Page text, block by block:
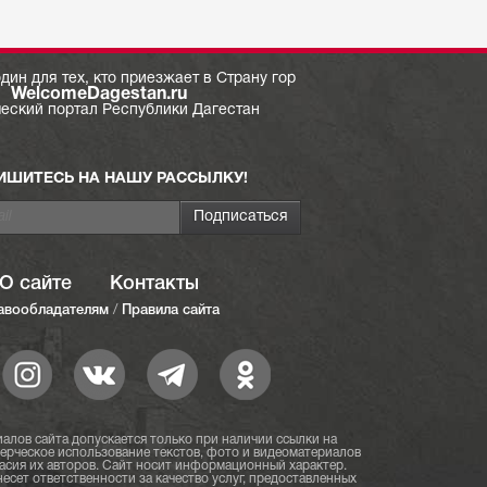
для тех, кто приезжает в Страну гор
WelcomeDagestan.ru
портал Республики Дагестан
НА НАШУ РАССЫЛКУ!
О сайте Контакты
/ Правила сайта
сайта допускается только при наличии ссылки на
использование текстов, фото и видеоматериалов
их авторов. Сайт носит информационный характер.
ответственности за качество услуг, предоставленных